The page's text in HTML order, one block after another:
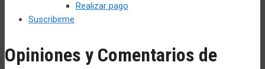
Realizar pago
Suscribirme
Opiniones y Comentarios de